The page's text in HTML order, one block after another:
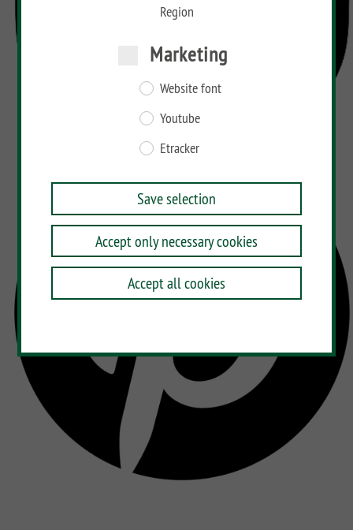
Region
Marketing
Website font
Youtube
Etracker
Save selection
Accept only necessary cookies
Accept all cookies